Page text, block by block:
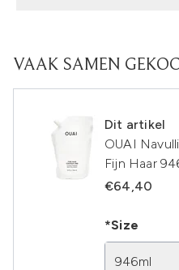
VAAK SAMEN
Dit artikel
OUAI
Fijn Haar
€64,40
*Size
946ml